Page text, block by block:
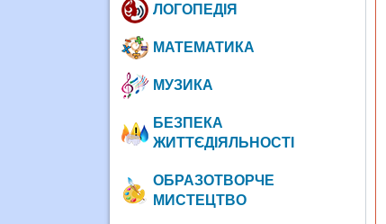
ЛОГОПЕДІЯ
МАТЕМАТИКА
МУЗИКА
БЕЗПЕКА
ЖИТТЄДІЯЛЬНОСТІ
ОБРАЗОТВОРЧЕ
МИСТЕЦТВО